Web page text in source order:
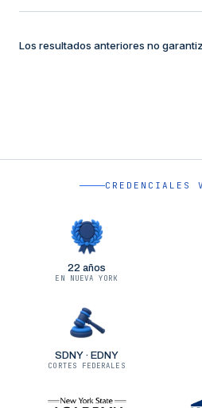
Los resultados anteriores no
CREDENCIALES
22 años
EN NUEVA YORK
SDNY · EDNY
CORTES FEDERALES